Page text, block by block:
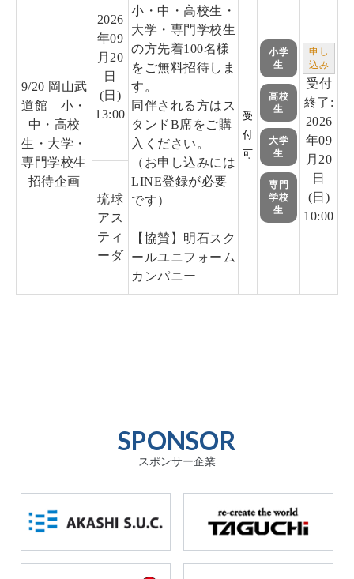
9/20 岡山武
道館 小・
中・高校
生・大学・
専門学校生
招待企画
2026
年09
月20
日
(日)
13:00
小・中・高校生・
大学・専門学校生
の方先着100名様
をご無料招待しま
す。
同伴される方はス
タンドB席をご購
入ください。
（お申し込みには
LINE登録が必要
です）
【協賛】明石スク
ールユニフォーム
カンパニー
受
付
可
小学
生
高校
生
大学
生
専門
学校
生
申し
込み
受付
終了:
2026
年09
月20
日
(日)
10:00
琉球
アス
ティ
ーダ
SPONSOR
スポンサー企業